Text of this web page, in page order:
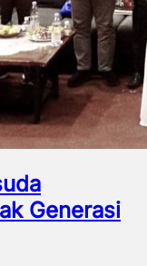
Generasi